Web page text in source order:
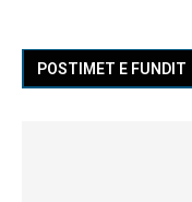
POSTIMET E FUNDIT